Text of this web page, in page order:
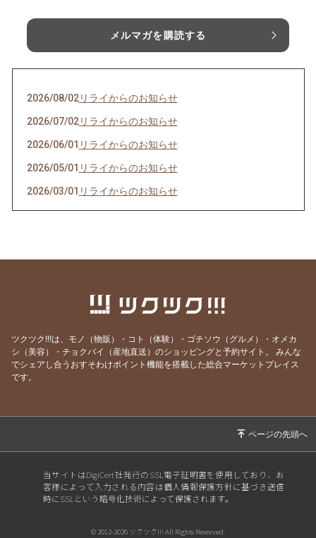
メルマガを購読する
2026/08/02リライからのお知らせ
2026/07/02リライからのお知らせ
2026/06/01 リライからのお知らせ
2026/05/01 リライからのお知らせ
2026/03/01 リライからのお知らせ
2026/02/01リライからのお知らせ
2025/12/01リライからのお知らせ
リライからのお知らせ
2025/08/02リライからのお知らせ
2025/07/02
2025/03/01リライからのお知らせ
2025/02/01 リライからのお知らせ
ツクツク!!!は、モノ（物販）・コト（体験）・ゴチソウ（グルメ）・オメカ
シ（美容）・チョクバイ（産地直送）のショッピングと予約サイト。
みんな
でシェアし合うおすそわけポイント機能を搭載した総合マーケットプレイス
です。
当サイトはDigiCert社発行のSSL電子証明書を使用しており、お
客様によって入力される内容は個人情報保護方針に基づき送信
時にSSLという暗号化技術によって保護されます。
© 2012-2026 ツクツク!!! All Rights Reserved.